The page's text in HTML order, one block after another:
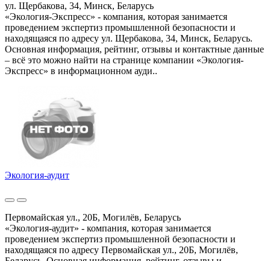
ул. Щербакова, 34, Минск, Беларусь
«Экология-Экспресс» - компания, которая занимается
проведением экспертиз промышленной безопасности и
находящаяся по адресу ул. Щербакова, 34, Минск, Беларусь.
Основная информация, рейтинг, отзывы и контактные данные
– всё это можно найти на странице компании «Экология-
Экспресс» в информационном ауди..
Экология-аудит
Первомайская ул., 20Б, Могилёв, Беларусь
«Экология-аудит» - компания, которая занимается
проведением экспертиз промышленной безопасности и
находящаяся по адресу Первомайская ул., 20Б, Могилёв,